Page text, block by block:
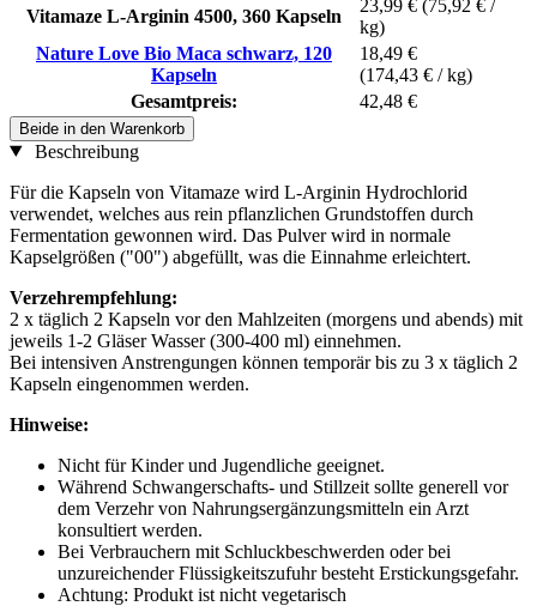
Vitamaze L-Arginin 4500, 360 Kapseln
23,99 € (75,92 € /
kg)
Nature Love Bio Maca schwarz, 120
Kapseln
18,49 €
(174,43 € / kg)
Gesamtpreis:
42,48 €
Beide in den Warenkorb
Beschreibung
Für die Kapseln von Vitamaze wird L-Arginin Hydrochlorid
verwendet, welches aus rein pflanzlichen Grundstoffen durch
Fermentation gewonnen wird. Das Pulver wird in normale
Kapselgrößen ("00") abgefüllt, was die Einnahme erleichtert.
Verzehrempfehlung:
2 x täglich 2 Kapseln vor den Mahlzeiten (morgens und abends) mit
jeweils 1-2 Gläser Wasser (300-400 ml) einnehmen.
Bei intensiven Anstrengungen können temporär bis zu 3 x täglich 2
Kapseln eingenommen werden.
Hinweise:
Nicht für Kinder und Jugendliche geeignet.
Während Schwangerschafts- und Stillzeit sollte generell vor
dem Verzehr von Nahrungsergänzungsmitteln ein Arzt
konsultiert werden.
Bei Verbrauchern mit Schluckbeschwerden oder bei
unzureichender Flüssigkeitszufuhr besteht Erstickungsgefahr.
Achtung: Produkt ist nicht vegetarisch